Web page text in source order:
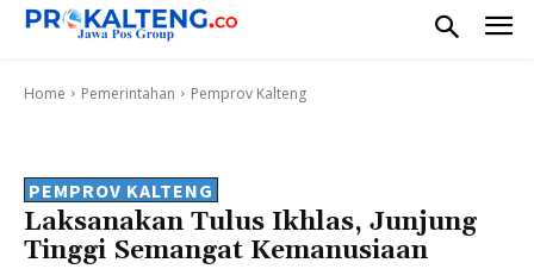
Home Pemerintahan Pemprov Kalteng
PEMPROV KALTENG
Laksanakan Tulus Ikhlas, Junjung
Tinggi Semangat Kemanusiaan